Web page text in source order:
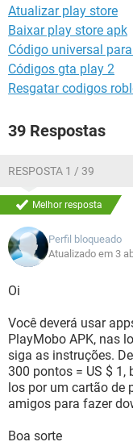
Atualizar play store
Baixar play store apk
Código universal
Códigos gta play 2
Resgatar codigos
39 Respostas
RESPOSTA 1 / 39
Melhor resposta
Perfil bloqueado
Atualizado em 3
Oi
Você deverá usar
PlayMobo APK, nas
siga as instruções.
300 pontos = US $ 1,
los por um cartão de
amigos para fazer
Boa sorte